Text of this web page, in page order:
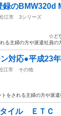
のBMW320d
江市
3シリーズ
〇 ☆どなた
る主婦の方や派遣社員の
対応●平成23
江市
その他
〇 ☆どな
パートをされる主
タイル ＥＴ